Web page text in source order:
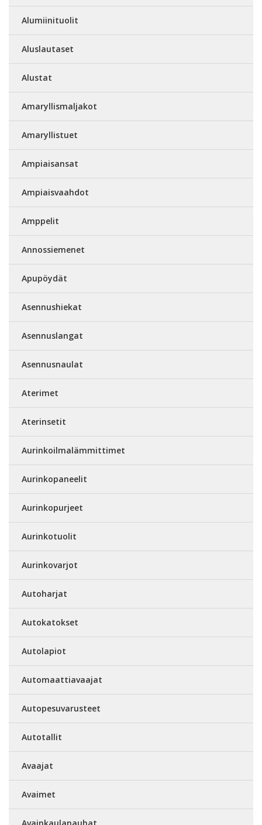
Alumiinituolit
Aluslautaset
Alustat
Amaryllismaljakot
Amaryllistuet
Ampiaisansat
Ampiaisvaahdot
Amppelit
Annossiemenet
Apupöydät
Asennushiekat
Asennuslangat
Asennusnaulat
Aterimet
Aterinsetit
Aurinkoilmalämmittimet
Aurinkopaneelit
Aurinkopurjeet
Aurinkotuolit
Aurinkovarjot
Autoharjat
Autokatokset
Autolapiot
Automaattiavaajat
Autopesuvarusteet
Autotallit
Avaajat
Avaimet